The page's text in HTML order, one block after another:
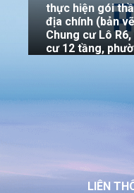
thực hiện gói
địa chính (bản
Chung cư Lô
cư 12 tầng,
THÔNG BÁO
hiện giám định
chỉ số 10/7
LIÊN